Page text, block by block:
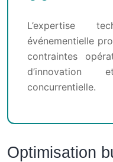
L’expertise
événementielle
contraintes
d’innovation
concurrentielle.
Optimisation